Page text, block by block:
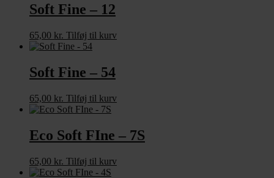
Soft Fine – 12
65,00 kr. Tilføj til kurv
Soft Fine – 54
65,00 kr. Tilføj til kurv
Eco Soft FIne – 7S
65,00 kr. Tilføj til kurv